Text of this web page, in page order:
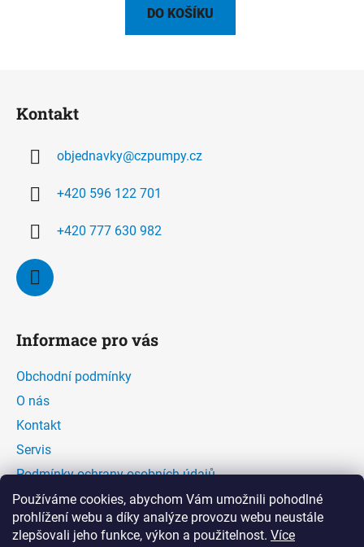
Používáme cookies, abychom Vám umožnili pohodlné
prohlížení webu a díky analýze provozu webu neustále
zlepšovali jeho funkce, výkon a použitelnost. Více
DO KOŠÍKU
Kontakt
objednavky@czpumpy.cz
+420 596 122 701
+420 777 630 982
Informace pro vás
Obchodní podmínky
O nás
Kontakt
Servis
Podmínky ochrany osobních údajů
Kontaktní formulář